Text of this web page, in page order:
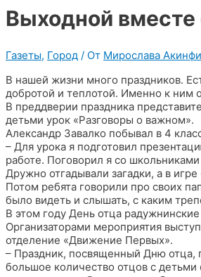
Выходной вместе
Газеты, Город / От Мирослава
В нашей жизни много праздников.
добротой и теплотой. Именно к ним
В преддверии праздника
детьми урок «Разговоры о важном».
Александр Завалко побывал в 4
– Для урока я подготовил
работе. Поговорил я со
Дружно отгадывали загадки, а в
Потом ребята говорили про своих
было видеть и слышать, с каким
В этом году День отца
Организаторами мероприятия
отделение «Движение Первых».
– Праздник, посвященный Дню отца,
большое количество отцов с